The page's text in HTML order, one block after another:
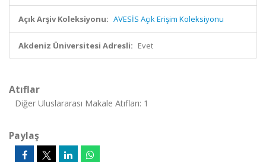
Açık Arşiv Koleksiyonu: AVESİS Açık Erişim Koleksiyonu
Akdeniz Üniversitesi Adresli: Evet
Atıflar
Diğer Uluslararası Makale Atıfları: 1
Paylaş